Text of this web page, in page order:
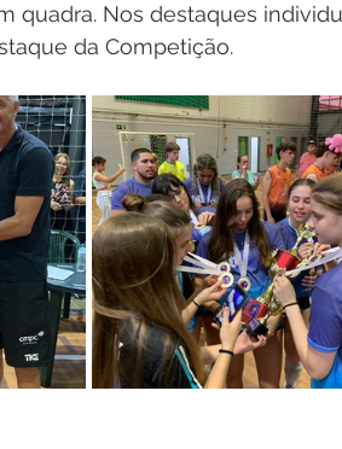
quadra. Nos destaques
da Competição.